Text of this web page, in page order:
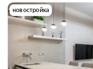
новостройка